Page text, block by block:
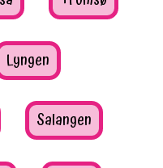
Lyngen
Salangen